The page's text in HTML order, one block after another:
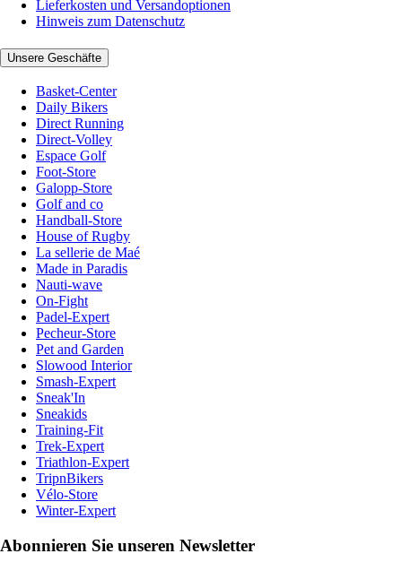
Lieferkosten und Versandoptionen
Hinweis zum Datenschutz
Unsere Geschäfte
Basket-Center
Daily Bikers
Direct Running
Direct-Volley
Espace Golf
Foot-Store
Galopp-Store
Golf and co
Handball-Store
House of Rugby
La sellerie de Maé
Made in Paradis
Nauti-wave
On-Fight
Padel-Expert
Pecheur-Store
Pet and Garden
Slowood Interior
Smash-Expert
Sneak'In
Sneakids
Training-Fit
Trek-Expert
Triathlon-Expert
TripnBikers
Vélo-Store
Winter-Expert
Abonnieren Sie unseren Newsletter